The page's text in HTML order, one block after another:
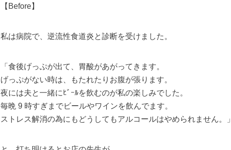
【Before】
私は病院で、逆流性食道炎と診断を受けました。
「食後げっぷが出て、胃酸があがってきます。
げっぷがない時は、もたれたりお腹が張ります。
夜には夫と一緒にﾋﾞｰﾙを飲むのが私の楽しみでした。
毎晩 9 時すぎまでビールやワインを飲んでます。
ストレス解消の為にもどうしてもアルコールはやめられません。」